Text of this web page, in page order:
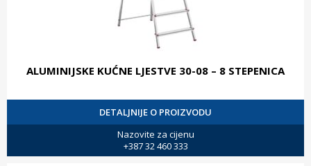
ALUMINIJSKE KUĆNE LJESTVE 30-08 – 8 STEPENICA
DETALJNIJE O PROIZVODU
Nazovite za cijenu
+387 32 460 333